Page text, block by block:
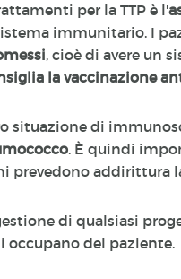
per la TTP è l'
immunitario. I
, cioè di avere un
la vaccinazione
situazione di
. È quindi
prevedono addirittura
di qualsiasi
occupano del paziente.